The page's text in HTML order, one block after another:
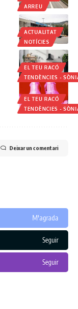
ARREU
ACTUALITAT
NOTÍCIES
EL TEU RACÓ
TENDÈNCIES -
EL TEU RACÓ
TENDÈNCIES -
Deixar un comentari
M'agrada
Seguir
Seguir